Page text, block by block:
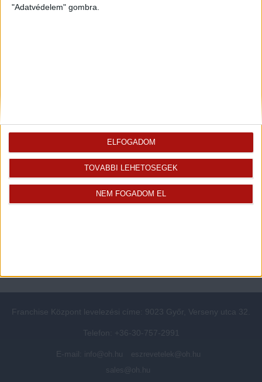
"Adatvédelem" gombra.
TOVÁBBI LEHETŐSÉGEK
NEM FOGADOM EL
ELFOGADOM
Rólunk
A központ munkatársai
Elégedett ügyfeleink mondták
Értékbecslés
Energetikai tanúsítvány
CSR
Elérhetőségeink
Adatvédelmi beállítások
Franchise Központ levelezési címe: 9023 Győr, Verseny utca 32.
Telefon: +36-30-757-2991
E-mail: info@oh.hu
eszrevetelek@oh.hu
sales@oh.hu